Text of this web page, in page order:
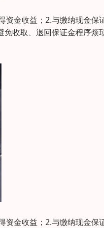
金收益；2.与缴纳现金
收取、退回保证金程序烦
金收益；2.与缴纳现金